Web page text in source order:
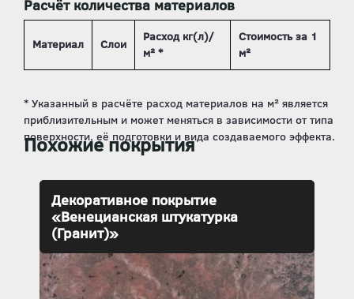
Расчёт количества материалов
Материал Слои
Расход кг(л)/
м² *
Стоимость за 1
м²
Похожие покрытия
Декоративное покрытие
«Венецианская штукатурка
(Гранит)»